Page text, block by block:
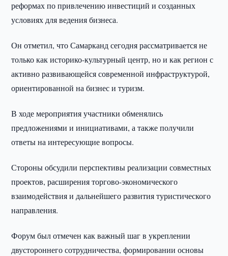
реформах по привлечению инвестиций и созданных
условиях для ведения бизнеса.
Он отметил, что Самарканд сегодня рассматривается не
только как историко-культурный центр, но и как регион с
активно развивающейся современной инфраструктурой,
ориентированной на бизнес и туризм.
В ходе мероприятия участники обменялись
предложениями и инициативами, а также получили
ответы на интересующие вопросы.
Стороны обсудили перспективы реализации совместных
проектов, расширения торгово-экономического
взаимодействия и дальнейшего развития туристического
направления.
Форум был отмечен как важный шаг в укреплении
двустороннего сотрудничества, формировании основы